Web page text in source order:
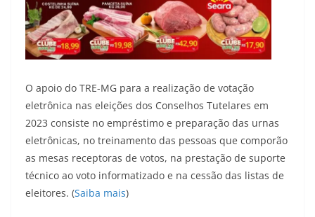
O apoio do TRE-MG para a realização de votação
eletrônica nas eleições dos Conselhos Tutelares em
2023 consiste no empréstimo e preparação das urnas
eletrônicas, no treinamento das pessoas que comporão
as mesas receptoras de votos, na prestação de suporte
técnico ao voto informatizado e na cessão das listas de
eleitores. (Saiba mais)